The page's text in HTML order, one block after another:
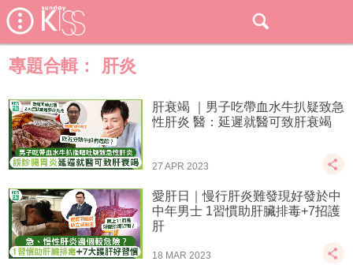
專題合輯： 肝炎
肝衰竭 ｜男子吃帶血水牛扒疑致急
性肝炎 醫：延遲就醫可致肝衰竭
27 APR 2023
愛肝日｜慢行肝炎難發現好發於中
中年男士 1習慣助肝臟排毒+7招護
肝
18 MAR 2023